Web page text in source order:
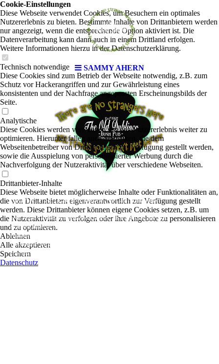
SAMMY AHERN
SAMMY AHERN ex Mick On The Gate| Irish Folk
"The future's so bright, I gotta wear shades", as Pat McDonald says.
After a number of years pulling pints of Murphys' and doing the only other job
available to an ex musician/ex soldier, I decided to give it a go as a solo artist. A
Troubadour. Very sexy, until I ended up homeless and broke, and so, with everything
I owned at the bottom of my sleeping bag and my guitar on my back, I headed north.
Cookie-Einstellungen
Diese Webseite verwendet Cookies, um Besuchern ein optimales
Nutzererlebnis zu bieten. Bestimmte Inhalte von Drittanbietern werden
nur angezeigt, wenn die entsprechende Option aktiviert ist. Die
Datenverarbeitung kann dann auch in einem Drittland erfolgen.
Weitere Informationen hierzu in der Datenschutzerklärung.
Technisch notwendige
Diese Cookies sind zum Betrieb der Webseite notwendig, z.B. zum
Schutz vor Hackerangriffen und zur Gewährleistung eines
konsistenten und der Nachfrage angepassten Erscheinungsbilds der
Seite.
Analytische
Diese Cookies werden verwendet, um das Nutzererlebnis weiter zu
optimieren. Hierunter fallen auch Statistiken, die dem
Webseitenbetreiber von Drittanbietern zur Verfügung gestellt werden,
sowie die Ausspielung von personalisierter Werbung durch die
Nachverfolgung der Nutzeraktivität über verschiedene Webseiten.
Drittanbieter-Inhalte
Diese Webseite bietet möglicherweise Inhalte oder Funktionalitäten an,
die von Drittanbietern eigenverantwortlich zur Verfügung gestellt
werden. Diese Drittanbieter können eigene Cookies setzen, z.B. um
die Nutzeraktivität zu verfolgen oder ihre Angebote zu personalisieren
und zu optimieren.
Ablehnen
Alle akzeptieren
Speichern
Datenschutz